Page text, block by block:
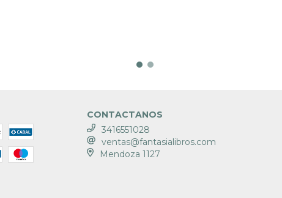
CONTACTANOS
3416551028
ventas@fantasialibros.com
Mendoza 1127